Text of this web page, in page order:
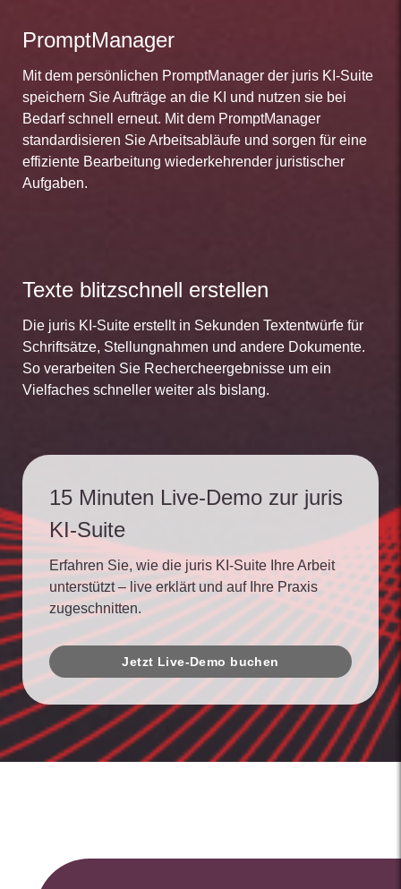
PromptManager
Mit dem persönlichen PromptManager der juris KI-Suite
speichern Sie Aufträge an die KI und nutzen sie bei
Bedarf schnell erneut. Mit dem PromptManager
standardisieren Sie Arbeitsabläufe und sorgen für eine
effiziente Bearbeitung wiederkehrender juristischer
Aufgaben.
Texte blitzschnell erstellen
Die juris KI-Suite erstellt in Sekunden Textentwürfe für
Schriftsätze, Stellungnahmen und andere Dokumente.
So verarbeiten Sie Rechercheergebnisse um ein
Vielfaches schneller weiter als bislang.
15 Minuten Live-Demo zur juris
KI-Suite
Erfahren Sie, wie die juris KI-Suite Ihre Arbeit
unterstützt – live erklärt und auf Ihre Praxis
zugeschnitten.
Jetzt Live-Demo buchen